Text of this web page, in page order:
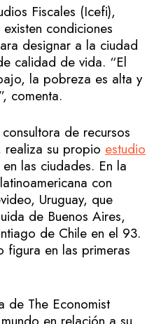
Fiscales (Icefi),
condiciones
designar a la ciudad
calidad de vida. “El
la pobreza es alta y
comenta.
de recursos
realiza su propio estudio
las ciudades. En la
con
Uruguay, que
de Buenos Aires,
de Chile en el 93.
figura en las primeras
de The Economist